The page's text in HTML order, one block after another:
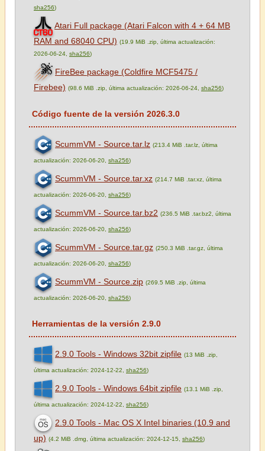
sha256)
Atari Full package (Atari Falcon with 4 + 64 MB
RAM and 68040 CPU) (19.9 MiB .zip, última actualización:
2026-06-24, sha256)
FireBee package (Coldfire MCF5475 /
Firebee) (98.6 MiB .zip, última actualización: 2026-06-24, sha256)
Código fuente de la versión 2026.3.0
ScummVM - Source.tar.lz (213.4 MiB .tar.lz, última
actualización: 2026-06-20, sha256)
ScummVM - Source.tar.xz (214.7 MiB .tar.xz, última
actualización: 2026-06-20, sha256)
ScummVM - Source.tar.bz2 (236.5 MiB .tar.bz2, última
actualización: 2026-06-20, sha256)
ScummVM - Source.tar.gz (250.3 MiB .tar.gz, última
actualización: 2026-06-20, sha256)
ScummVM - Source.zip (269.5 MiB .zip, última
actualización: 2026-06-20, sha256)
Herramientas de la versión 2.9.0
2.9.0 Tools - Windows 32bit zipfile (13 MiB .zip,
última actualización: 2024-12-22, sha256)
2.9.0 Tools - Windows 64bit zipfile (13.1 MiB .zip,
última actualización: 2024-12-22, sha256)
2.9.0 Tools - Mac OS X Intel binaries (10.9 and
up) (4.2 MiB .dmg, última actualización: 2024-12-15, sha256)